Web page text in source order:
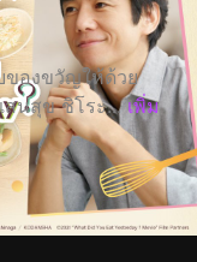
ของขวัญให้ด้วย
สนสุข ชิโระ... เพิ่ม